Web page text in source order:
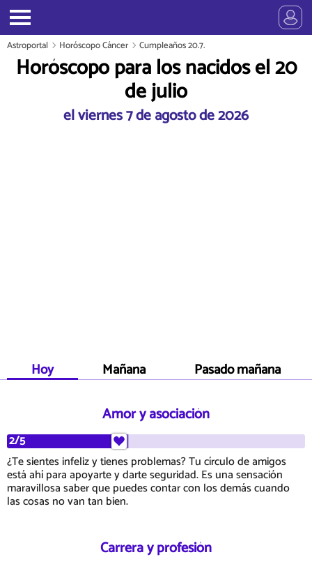
Astroportal Horóscopo Cáncer Cumpleaños 20.7.
Horóscopo para los nacidos el 20
de julio
el viernes 7 de agosto de 2026
Hoy Mañana Pasado mañana
Amor y asociación
2/5
¿Te sientes infeliz y tienes problemas? Tu círculo de amigos
está ahí para apoyarte y darte seguridad. Es una sensación
maravillosa saber que puedes contar con los demás cuando
las cosas no van tan bien.
Carrera y profesión